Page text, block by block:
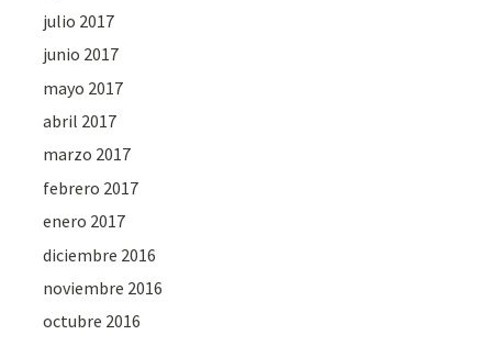
julio 2017
junio 2017
mayo 2017
abril 2017
marzo 2017
febrero 2017
enero 2017
diciembre 2016
noviembre 2016
octubre 2016